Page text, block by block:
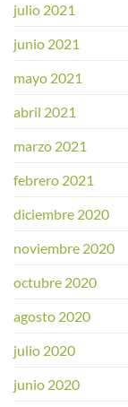
julio 2021
junio 2021
mayo 2021
abril 2021
marzo 2021
febrero 2021
diciembre 2020
noviembre 2020
octubre 2020
agosto 2020
julio 2020
junio 2020